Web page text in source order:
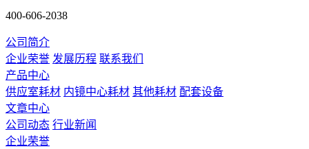
400-606-2038
公司简介
企业荣誉 发展历程 联系我们
产品中心
供应室耗材 内镜中心耗材 其他耗材 配套设备
文章中心
公司动态 行业新闻
企业荣誉